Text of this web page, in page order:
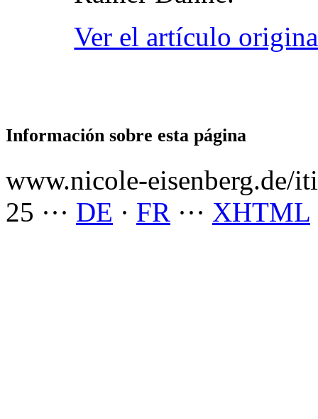
Ver el artículo
Información sobre esta página
www.nicole-eisenberg.de/
25 ··· DE · FR ··· XHTML